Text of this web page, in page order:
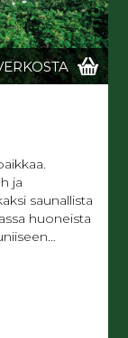
ja
saunallista
huoneista